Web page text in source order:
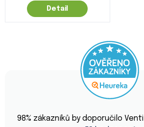
Detail
obchodu
98% zákazníků by doporučilo